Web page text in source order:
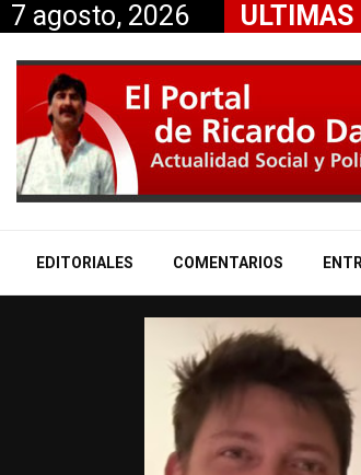
7 agosto, 2026 ULTIMAS
déficit se…
EDITORIALES COMENTARIOS